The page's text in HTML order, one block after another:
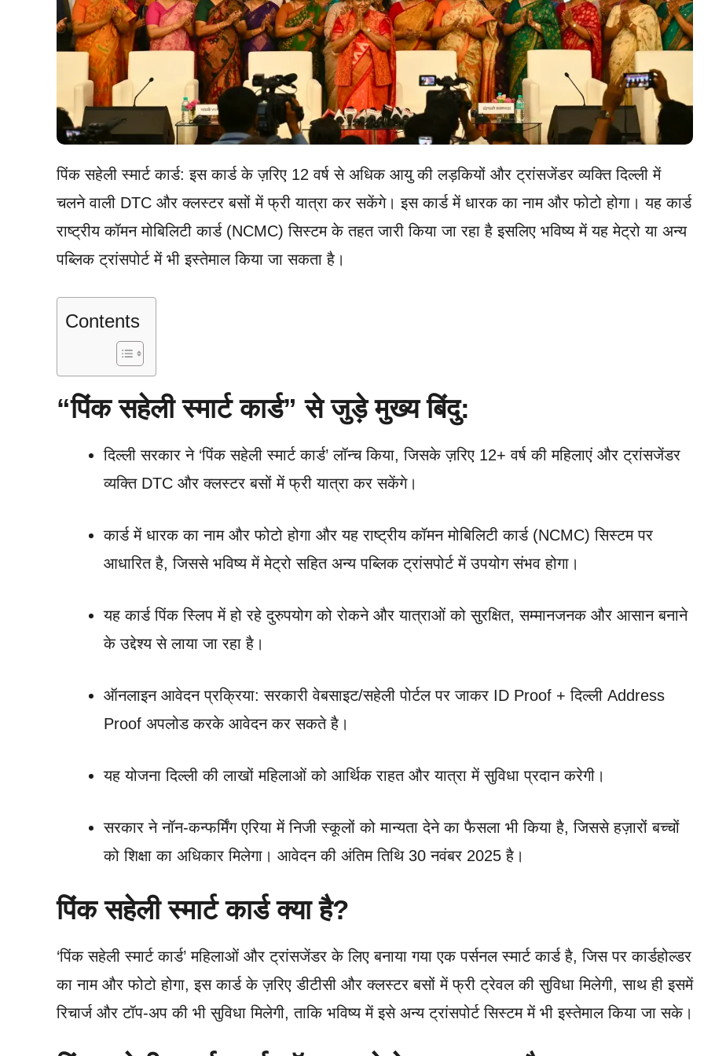
पिंक सहेली स्मार्ट कार्ड: इस कार्ड के ज़रिए 12 वर्ष से अधिक आयु की लड़कियों और ट्रांसजेंडर व्यक्ति दिल्ली में
चलने वाली DTC और क्लस्टर बसों में फ्री यात्रा कर सकेंगे। इस कार्ड में धारक का नाम और फोटो होगा। यह कार्ड
राष्ट्रीय कॉमन मोबिलिटी कार्ड (NCMC) सिस्टम के तहत जारी किया जा रहा है इसलिए भविष्य में यह मेट्रो या अन्य
पब्लिक ट्रांसपोर्ट में भी इस्तेमाल किया जा सकता है।
Contents
“पिंक सहेली स्मार्ट कार्ड” से जुड़े मुख्य बिंदु:
दिल्ली सरकार ने ‘पिंक सहेली स्मार्ट कार्ड’ लॉन्च किया, जिसके ज़रिए 12+ वर्ष की महिलाएं और ट्रांसजेंडर
व्यक्ति DTC और क्लस्टर बसों में फ्री यात्रा कर सकेंगे।
कार्ड में धारक का नाम और फोटो होगा और यह राष्ट्रीय कॉमन मोबिलिटी कार्ड (NCMC) सिस्टम पर
आधारित है, जिससे भविष्य में मेट्रो सहित अन्य पब्लिक ट्रांसपोर्ट में उपयोग संभव होगा।
यह कार्ड पिंक स्लिप में हो रहे दुरुपयोग को रोकने और यात्राओं को सुरक्षित, सम्मानजनक और आसान बनाने
के उद्देश्य से लाया जा रहा है।
ऑनलाइन आवेदन प्रक्रिया: सरकारी वेबसाइट/सहेली पोर्टल पर जाकर ID Proof + दिल्ली Address
Proof अपलोड करके आवेदन कर सकते है।
यह योजना दिल्ली की लाखों महिलाओं को आर्थिक राहत और यात्रा में सुविधा प्रदान करेगी।
सरकार ने नॉन-कन्फर्मिंग एरिया में निजी स्कूलों को मान्यता देने का फैसला भी किया है, जिससे हज़ारों बच्चों
को शिक्षा का अधिकार मिलेगा। आवेदन की अंतिम तिथि 30 नवंबर 2025 है।
पिंक सहेली स्मार्ट कार्ड क्या है?
‘पिंक सहेली स्मार्ट कार्ड’ महिलाओं और ट्रांसजेंडर के लिए बनाया गया एक पर्सनल स्मार्ट कार्ड है, जिस पर कार्डहोल्डर
का नाम और फोटो होगा, इस कार्ड के ज़रिए डीटीसी और क्लस्टर बसों में फ्री ट्रेवल की सुविधा मिलेगी, साथ ही इसमें
रिचार्ज और टॉप-अप की भी सुविधा मिलेगी, ताकि भविष्य में इसे अन्य ट्रांसपोर्ट सिस्टम में भी इस्तेमाल किया जा सके।